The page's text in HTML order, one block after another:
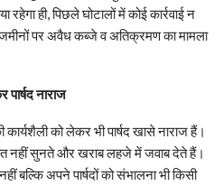
रहेगा ही, पिछले घोटालों में कोई कार्रवाई न
पर अवैध कब्जे व अतिक्रमण का मामला
नाराज
को लेकर भी पार्षद खासे नाराज हैं।
नहीं सुनते और खराब लहजे में जवाब देते हैं।
बल्कि अपने पार्षदों को संभालना भी किसी